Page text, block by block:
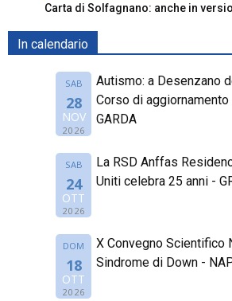
Carta di Solfagnano: anche in
In calendario
SAB
28
NOV
2026
Autismo: a Desenzano
Corso di aggiornamento
GARDA
SAB
24
OTT
2026
La RSD Anffas
Uniti celebra 25 anni -
DOM
18
OTT
2026
X Convegno Scientifico
Sindrome di Down -